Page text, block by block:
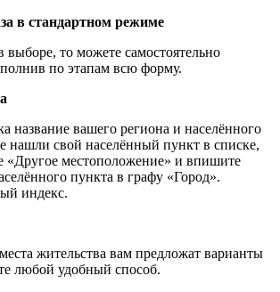
в стандартном режиме
то можете самостоятельно
по этапам всю форму.
название вашего региона и населённого
нашли свой населённый пункт в списке,
«Другое местоположение» и впишите
пункта в графу «Город».
индекс.
жительства вам предложат варианты
любой удобный способ.